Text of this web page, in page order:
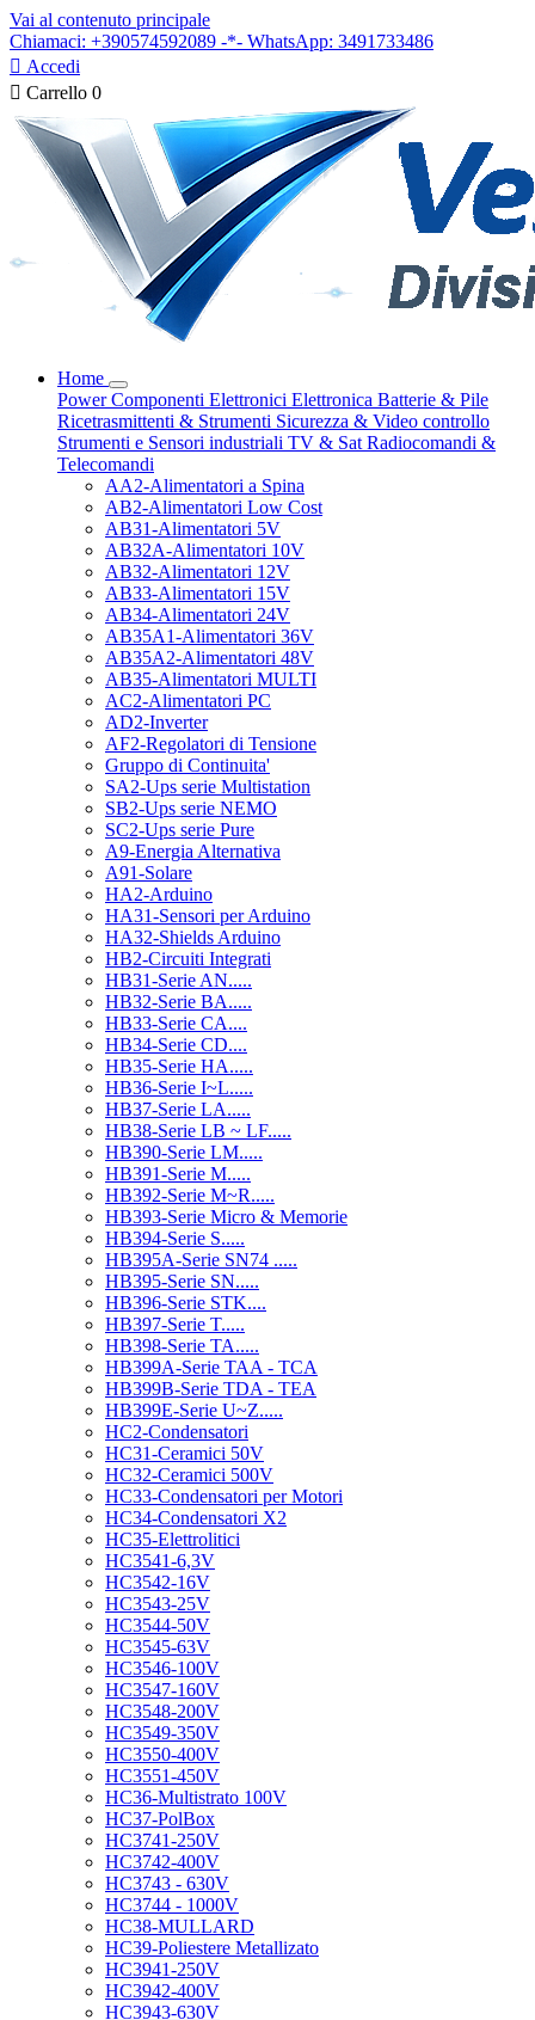
Vai al contenuto principale
Chiamaci: +390574592089 -*- WhatsApp: 3491733486
 Accedi
 Carrello 0
Home
PowerComponenti Elettronici Elettronica Batterie & Pile
Ricetrasmittenti & Strumenti Sicurezza & Video controllo
Strumenti e Sensori industriali TV & Sat Radiocomandi &
Telecomandi
AA2-Alimentatori a Spina
AB2-Alimentatori Low Cost
AB31-Alimentatori 5V
AB32A-Alimentatori 10V
AB32-Alimentatori 12V
AB33-Alimentatori 15V
AB34-Alimentatori 24V
AB35A1-Alimentatori 36V
AB35A2-Alimentatori 48V
AB35-Alimentatori MULTI
AC2-Alimentatori PC
AD2-Inverter
AF2-Regolatori di Tensione
Gruppo di Continuita'
SA2-Ups serie Multistation
SB2-Ups serie NEMO
SC2-Ups serie Pure
A9-Energia Alternativa
A91-Solare
HA2-Arduino
HA31-Sensori per Arduino
HA32-Shields Arduino
HB2-Circuiti Integrati
HB31-Serie AN.....
HB32-Serie BA.....
HB33-Serie CA....
HB34-Serie CD....
HB35-Serie HA.....
HB36-Serie I~L.....
HB37-Serie LA.....
HB38-Serie LB ~ LF.....
HB390-Serie LM.....
HB391-Serie M.....
HB392-Serie M~R.....
HB393-Serie Micro & Memorie
HB394-Serie S.....
HB395A-Serie SN74 .....
HB395-Serie SN.....
HB396-Serie STK....
HB397-Serie T.....
HB398-Serie TA.....
HB399A-Serie TAA - TCA
HB399B-Serie TDA - TEA
HB399E-Serie U~Z.....
HC2-Condensatori
HC31-Ceramici 50V
HC32-Ceramici 500V
HC33-Condensatori per Motori
HC34-Condensatori X2
HC35-Elettrolitici
HC3541-6,3V
HC3542-16V
HC3543-25V
HC3544-50V
HC3545-63V
HC3546-100V
HC3547-160V
HC3548-200V
HC3549-350V
HC3550-400V
HC3551-450V
HC36-Multistrato 100V
HC37-PolBox
HC3741-250V
HC3742-400V
HC3743 - 630V
HC3744 - 1000V
HC38-MULLARD
HC39-Poliestere Metallizato
HC3941-250V
HC3942-400V
HC3943-630V